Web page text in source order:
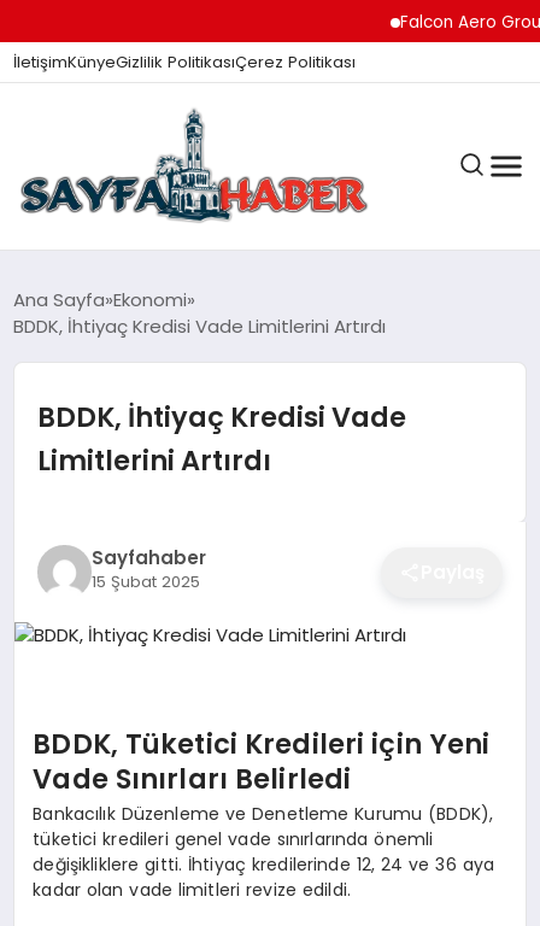
Falcon Aero Group,
İletişimKünyeGizlilik PolitikasıÇerez Politikası
ANA SAYFA
İZMIR HABERLERI
EĞITIM
SAĞLIK
SPOR
Ana Sayfa Ekonomi
BDDK, İhtiyaç Kredisi Vade Limitlerini Artırdı
BDDK, İhtiyaç Kredisi Vade
Limitlerini Artırdı
Sayfahaber
15 Şubat 2025
BDDK, Tüketici Kredileri için Yeni
Vade Sınırları Belirledi
Bankacılık Düzenleme ve Denetleme Kurumu (BDDK),
tüketici kredileri genel vade sınırlarında önemli
değişikliklere gitti. İhtiyaç kredilerinde 12, 24 ve 36 aya
kadar olan vade limitleri revize edildi.